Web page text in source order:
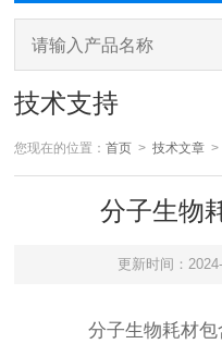
技术支持
您现在的位置：首页 >技术文章 >
分子生物
更新时间：
分子生物耗材包